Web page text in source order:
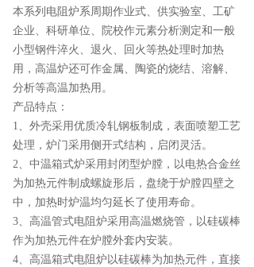
本系列电阻炉系周期作业式、供实验室、工矿
企业、科研单位、院校作元素分析测定和一般
小型钢件淬火、退火、回火等热处理时加热
用，高温炉还可作金属、陶瓷的烧结、溶解、
分析等高温加热用。
产品特点：
1、外壳采用优质冷轧钢板制成，表面喷塑工艺
处理，炉门采用侧开式结构，启闭灵活。
2、中温箱式炉采用封闭型炉膛，以电热合金丝
为加热元件制成螺旋形后，盘绕于炉膛四壁之
中，加热时炉温均匀延长了使用寿命。
3、高温管式电阻炉采用高温燃烧管，以硅碳棒
作为加热元件在炉膛外套内安装。
4、高温箱式电阻炉以硅碳棒为加热元件，直接